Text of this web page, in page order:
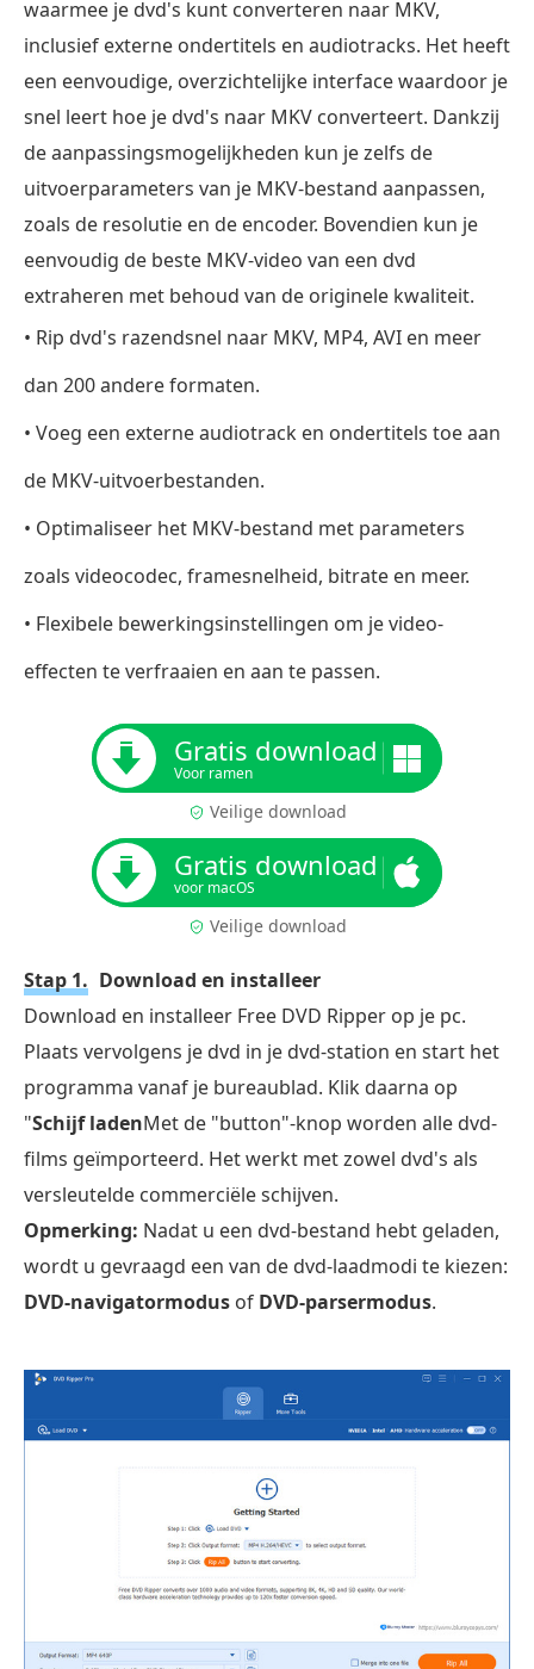
waarmee je dvd's kunt converteren naar MKV,
inclusief externe ondertitels en audiotracks. Het heeft
een eenvoudige, overzichtelijke interface waardoor je
snel leert hoe je dvd's naar MKV converteert. Dankzij
de aanpassingsmogelijkheden kun je zelfs de
uitvoerparameters van je MKV-bestand aanpassen,
zoals de resolutie en de encoder. Bovendien kun je
eenvoudig de beste MKV-video van een dvd
extraheren met behoud van de originele kwaliteit.
• Rip dvd's razendsnel naar MKV, MP4, AVI en meer
dan 200 andere formaten.
• Voeg een externe audiotrack en ondertitels toe aan
de MKV-uitvoerbestanden.
• Optimaliseer het MKV-bestand met parameters
zoals videocodec, framesnelheid, bitrate en meer.
• Flexibele bewerkingsinstellingen om je video-
effecten te verfraaien en aan te passen.
Gratis download
Voor ramen
Veilige download
Gratis download
voor macOS
Veilige download
Stap 1. Download en installeer
Download en installeer Free DVD Ripper op je pc.
Plaats vervolgens je dvd in je dvd-station en start het
programma vanaf je bureaublad. Klik daarna op
"Schijf ladenMet de "button"-knop worden alle dvd-
films geïmporteerd. Het werkt met zowel dvd's als
versleutelde commerciële schijven.
Opmerking: Nadat u een dvd-bestand hebt geladen,
wordt u gevraagd een van de dvd-laadmodi te kiezen:
DVD-navigatormodus of DVD-parsermodus.